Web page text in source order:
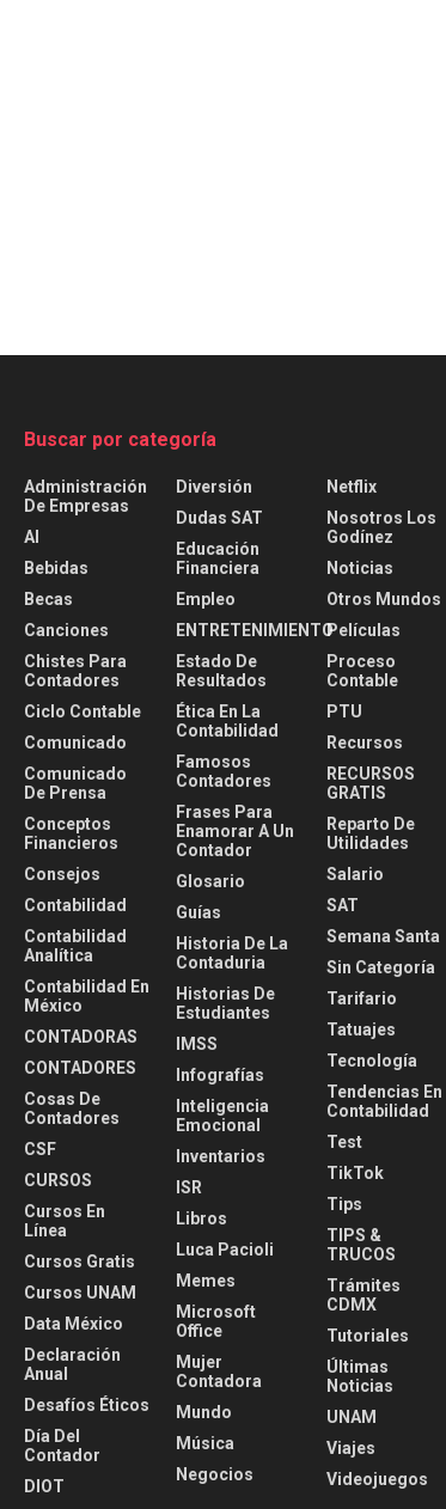
Buscar por categoría
Administración
De Empresas
AI
Bebidas
Becas
Canciones
Chistes Para
Contadores
Ciclo Contable
Comunicado
Comunicado
De Prensa
Conceptos
Financieros
Consejos
Contabilidad
Contabilidad
Analítica
Contabilidad En
México
CONTADORAS
CONTADORES
Cosas De
Contadores
CSF
CURSOS
Cursos En
Línea
Cursos Gratis
Cursos UNAM
Data México
Declaración
Anual
Desafíos Éticos
Día Del
Contador
DIOT
Diversión
Dudas SAT
Educación
Financiera
Empleo
ENTRETENIMIENTO
Estado De
Resultados
Ética En La
Contabilidad
Famosos
Contadores
Frases Para
Enamorar A Un
Contador
Glosario
Guías
Historia De La
Contaduria
Historias De
Estudiantes
IMSS
Infografías
Inteligencia
Emocional
Inventarios
ISR
Libros
Luca Pacioli
Memes
Microsoft
Office
Mujer
Contadora
Mundo
Música
Negocios
Netflix
Nosotros Los
Godínez
Noticias
Otros Mundos
Películas
Proceso
Contable
PTU
Recursos
RECURSOS
GRATIS
Reparto De
Utilidades
Salario
SAT
Semana Santa
Sin Categoría
Tarifario
Tatuajes
Tecnología
Tendencias En
Contabilidad
Test
TikTok
Tips
TIPS &
TRUCOS
Trámites
CDMX
Tutoriales
Últimas
Noticias
UNAM
Viajes
Videojuegos